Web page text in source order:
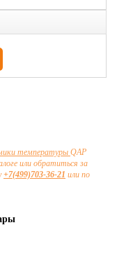
температуры QAP
или обратиться за
+7(499)703-36-21 или по